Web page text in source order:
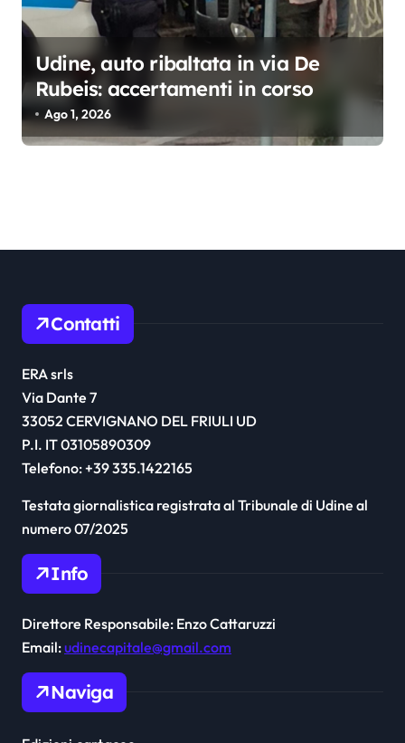
Udine, auto ribaltata in via De
Rubeis: accertamenti in corso
Ago 1, 2026
Contatti
ERA srls
Via Dante 7
33052 CERVIGNANO DEL FRIULI UD
P.I. IT 03105890309
Telefono: +39 335.1422165
Testata giornalistica registrata al Tribunale di Udine al
numero 07/2025
Info
Direttore Responsabile: Enzo Cattaruzzi
Email:udinecapitale@gmail.com
Naviga